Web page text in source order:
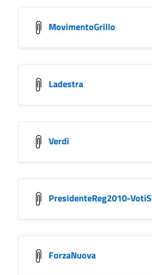
MovimentoGrillo
Ladestra
Verdi
PresidenteReg2010-
ForzaNuova